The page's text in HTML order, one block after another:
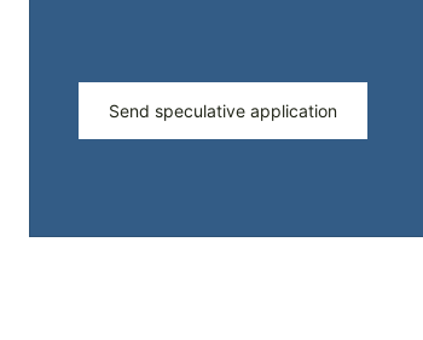
Send speculative application